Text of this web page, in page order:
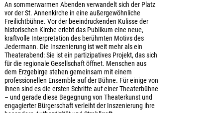
An sommerwarmen Abenden verwandelt sich der Platz
vor der St. Annenkirche in eine außergewöhnliche
Freilichtbühne. Vor der beeindruckenden Kulisse der
historischen Kirche erlebt das Publikum eine neue,
kraftvolle Interpretation des berühmten Motivs des
Jedermann. Die Inszenierung ist weit mehr als ein
Theaterabend: Sie ist ein partizipatives Projekt, das sich
für die regionale Gesellschaft öffnet. Menschen aus
dem Erzgebirge stehen gemeinsam mit einem
professionellen Ensemble auf der Bühne. Für einige von
ihnen sind es die ersten Schritte auf einer Theaterbühne
– und gerade diese Begegnung von Theaterkunst und
engagierter Bürgerschaft verleiht der Inszenierung ihre